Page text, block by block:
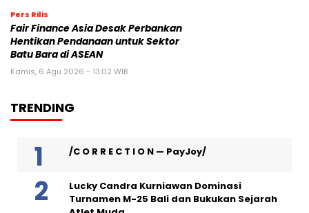
Pers Rilis
Fair Finance Asia Desak Perbankan
Hentikan Pendanaan untuk Sektor
Batu Bara di ASEAN
Kamis, 6 Agu 2026 - 13:02 WIB
TRENDING
/C O R R E C T I O N — PayJoy/
Lucky Candra Kurniawan Dominasi
Turnamen M-25 Bali dan Bukukan Sejarah